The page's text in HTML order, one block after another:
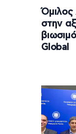
στην
Global